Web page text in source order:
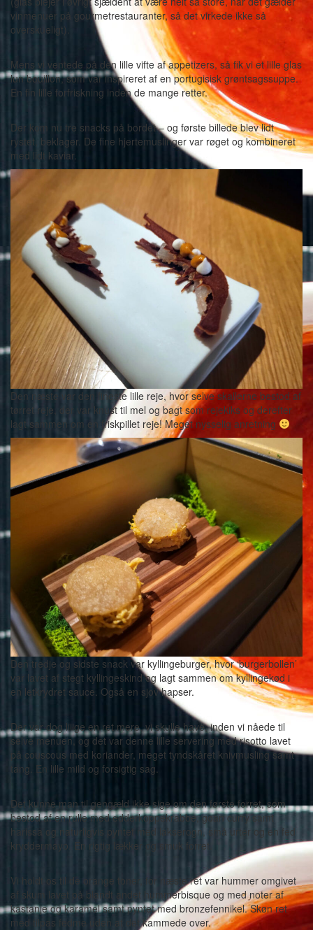
vinmenuer på gourmetrestauranter, så det virkede ikke så
overskueligt).
Mens vi ventede på den lille vifte af appetizers, så fik vi et lille glas
lun bouillon, som var inspireret af en portugisisk grøntsagssuppe.
En fin lille forfriskning inden de mange retter.
Der kom nu tre snacks på bordet – og første billede blev lidt
rystet, beklager. De fine hjertemuslinger var røget og kombineret
med lidt kaviar.
Den næste var den fineste lille reje, hvor selve skallerne bestod af
tørret reje, der var knust til mel og bagt som rejekiks og derefter
lagt sammen om en friskpillet reje! Meget nysselig anretning
Den tredje og sidste snack var kyllingeburger, hvor ‘burgerbollen’
var lavet af stegt kyllingeskind og lagt sammen om kyllingekød i
en letkrydret sauce. Også en sjov hapser.
Der var dog liiige en ret mere, vi skulle have, inden vi nåede til
selve menuen, og det var denne lille servering med risotto lavet
på couscous med koriander, meget tyndskåret knivmusling samt
tang. En lille mild og forsigtig sag.
Det kunne man til gengæld ikke sige om den første forret, som
bestod af en rulle med edderkoppekrabbe, goan curry samt
harissa og naturligvis pyntet med lakserogn, små urter og en fed
kryddermayo. En rigtig lækker og smuk forret.
Vi holdt os til de orange toner, for næste ret var hummer omgivet
af skum lavet på blandt andet hummerbisque og med noter af
kastanje og karamel samt pyntet med bronzefennikel. Skøn ret
med tilpas fedme uden at det kammede over.